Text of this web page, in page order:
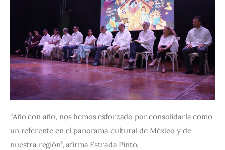
“Año con año, nos hemos esforzado por consolidarla como
un referente en el panorama cultural de México y de
nuestra región”, afirma Estrada Pinto.